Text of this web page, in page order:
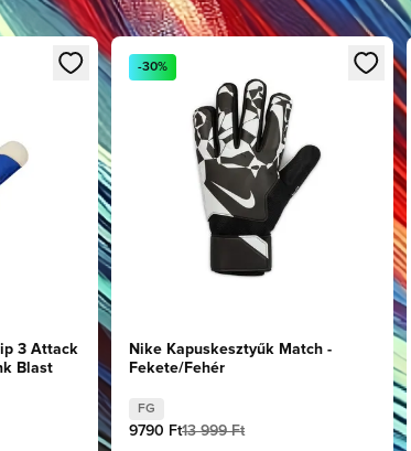
vagy a tagként való regisztrációhoz
3 Attack
Blast
Megnyit egy modált a
-30%
Nike Kapuskesztyűk Match -
Fekete/Fehér
FG
9790 Ft13 999 Ft